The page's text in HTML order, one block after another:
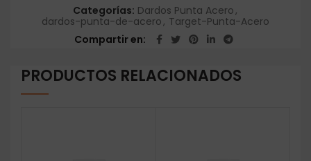
Categorías: Dardos Punta Acero,
dardos-punta-de-acero, Target-Punta-Acero
Compartir en
PRODUCTOS RELACIONADOS